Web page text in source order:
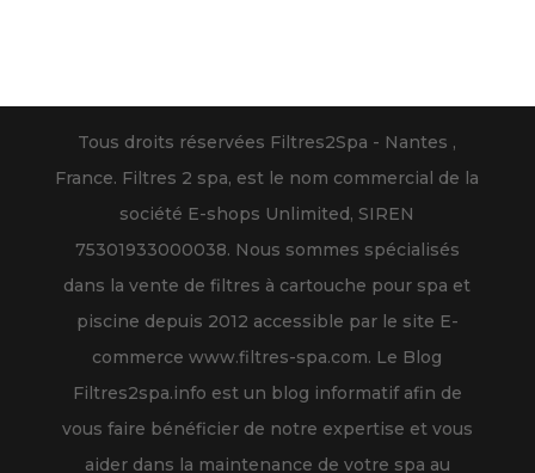
Tous droits réservées Filtres2Spa - Nantes ,
France. Filtres 2 spa, est le nom commercial de la
société E-shops Unlimited, SIREN
75301933000038. Nous sommes spécialisés
dans la vente de filtres à cartouche pour spa et
piscine depuis 2012 accessible par le site E-
commerce www.filtres-spa.com. Le Blog
Filtres2spa.info est un blog informatif afin de
vous faire bénéficier de notre expertise et vous
aider dans la maintenance de votre spa au